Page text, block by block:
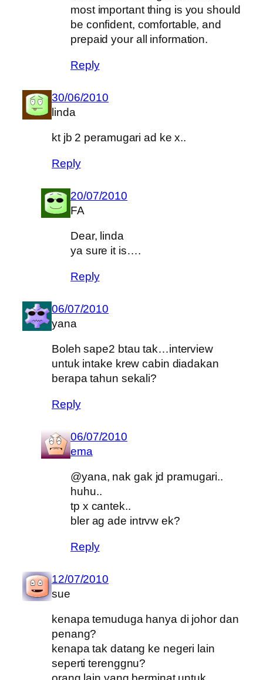
most important thing is you should
be confident, comfortable, and
prepaid your all information.
Reply
30/06/2010
linda
kt jb 2 peramugari ad ke x..
Reply
20/07/2010
FA
Dear, linda
ya sure it is….
Reply
06/07/2010
yana
Boleh sape2 btau tak…interview
untuk intake krew cabin diadakan
berapa tahun sekali?
Reply
06/07/2010
ema
@yana, nak gak jd pramugari..
huhu..
tp x cantek..
bler ag ade intrvw ek?
Reply
12/07/2010
sue
kenapa temuduga hanya di johor dan
penang?
kenapa tak datang ke negeri lain
seperti terenggnu?